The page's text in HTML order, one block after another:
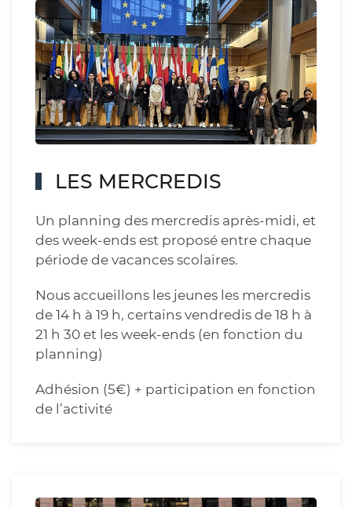
LES MERCREDIS
Un planning des mercredis après-midi, et
des week-ends est proposé entre chaque
période de vacances scolaires.
Nous accueillons les jeunes les mercredis
de 14 h à 19 h, certains vendredis de 18 h à
21 h 30 et les week-ends (en fonction du
planning)
Adhésion (5€) + participation en fonction
de l’activité